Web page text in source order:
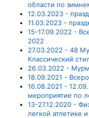
области по
12.03.2023 -
11.03.2023 -
15-17.09.2022 -
2022
27.03.2022 - 48
Классический
26.03.2022 -
18.09.2021 -
16.08.2021 -
мероприятие по
13-27.12.2020 -
легкой